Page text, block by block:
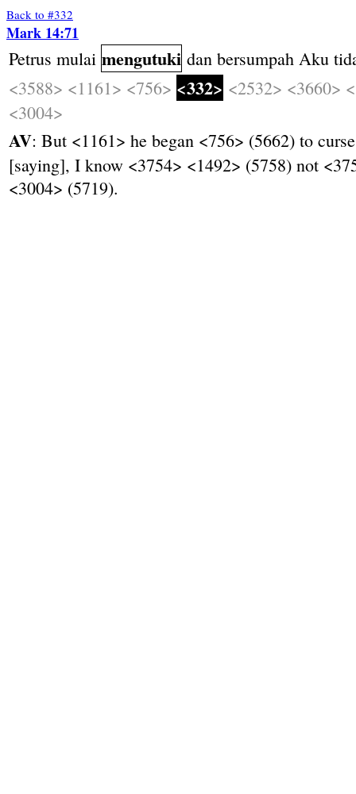
Back to #332
Mark 14:71
Petrus mulai mengutuki dan bersumpah Aku
<3588> <1161> <756> <332> <2532> <3660>
<3004>
AV: But <1161> he began <756> (5662) to
[saying], I know <3754> <1492> (5758) not
<3004> (5719).